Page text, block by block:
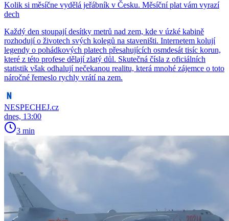
Kolik si měsíčne vydělá jeřábník v Česku. Měsíční plat vám vyrazí
dech
Každý den stoupají desítky metrů nad zem, kde v úzké kabině
rozhodují o životech svých kolegů na staveništi. Internetem kolují
legendy o pohádkových platech přesahujících osmdesát tisíc korun,
které z této profese dělají zlatý důl. Skutečná čísla z oficiálních
statistik však odhalují nečekanou realitu, která mnohé zájemce o toto
náročné řemeslo rychly vrátí na zem.
NESPECHEJ.cz
dnes, 13:00
3 min